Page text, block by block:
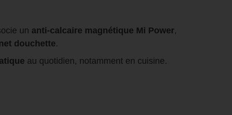
un anti-calcaire magnétique Mi Power,
douchette.
au quotidien, notamment en cuisine.